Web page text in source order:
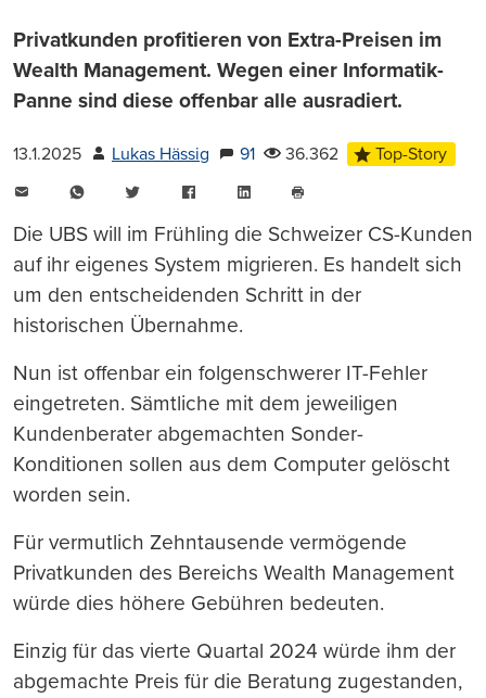
Privatkunden profitieren von Extra-Preisen im
Wealth Management. Wegen einer Informatik-
Panne sind diese offenbar alle ausradiert.
13.1.2025 Lukas Hässig 91 36.362
Top-Story
WhatsAppTwitter FacebookLinkedIn
drucken
Die UBS will im Frühling die Schweizer CS-Kunden
auf ihr eigenes System migrieren. Es handelt sich
um den entscheidenden Schritt in der
historischen Übernahme.
Nun ist offenbar ein folgenschwerer IT-Fehler
eingetreten. Sämtliche mit dem jeweiligen
Kundenberater abgemachten Sonder-
Konditionen sollen aus dem Computer gelöscht
worden sein.
Für vermutlich Zehntausende vermögende
Privatkunden des Bereichs Wealth Management
würde dies höhere Gebühren bedeuten.
Einzig für das vierte Quartal 2024 würde ihm der
abgemachte Preis für die Beratung zugestanden,